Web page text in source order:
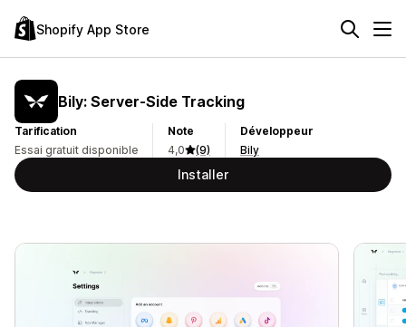
Shopify App Store
Bily: Server‑Side Tracking
Tarification
Essai gratuit disponible
Note
4,0
(9)
Développeur
Bily
Installer